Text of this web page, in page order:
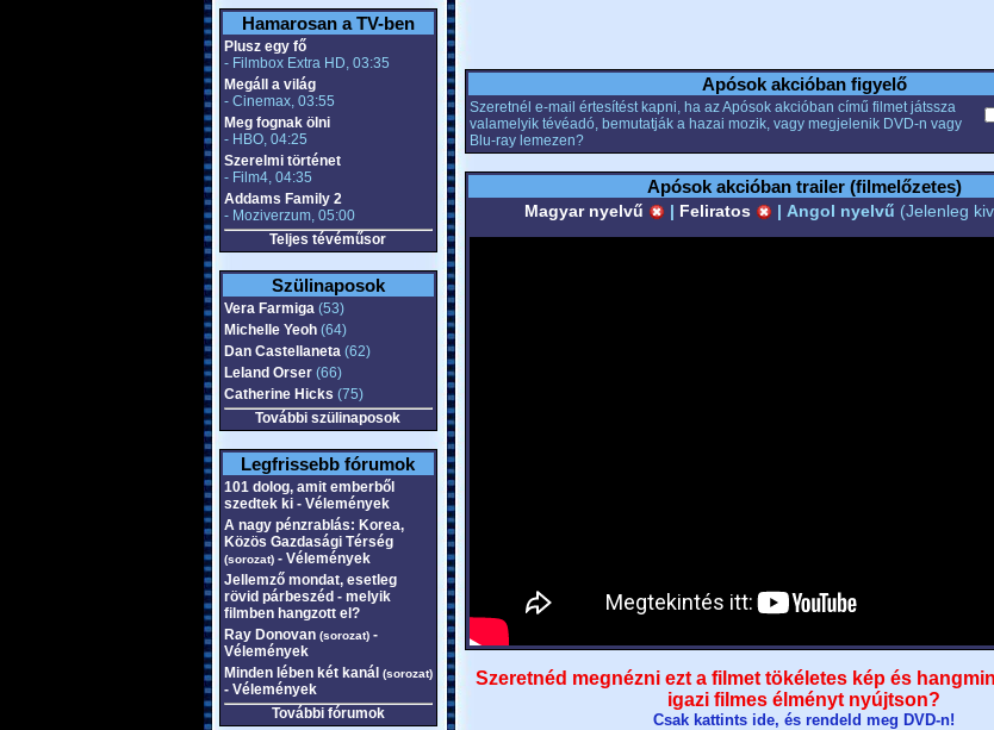
Hamarosan a TV-ben
Plusz egy fő
- Filmbox Extra HD, 03:35
Megáll a világ
- Cinemax, 03:55
Meg fognak ölni
- HBO, 04:25
Szerelmi történet
- Film4, 04:35
Addams Family 2
- Moziverzum, 05:00
Teljes tévéműsor
Szülinaposok
Vera Farmiga(53)
Michelle Yeoh(64)
Dan Castellaneta(62)
Leland Orser(66)
Catherine Hicks (75)
További szülinaposok
Legfrissebb fórumok
101 dolog, amit emberből
szedtek ki - Vélemények
A nagy pénzrablás: Korea,
Közös Gazdasági Térség
(sorozat)- Vélemények
Jellemző mondat, esetleg
rövid párbeszéd - melyik
filmben hangzott el?
Ray Donovan (sorozat)-
Vélemények
Minden lében két kanál (sorozat)
- Vélemények
További fórumok
Apósok akcióban figyelő
Szeretnél e-mail értesítést kapni, ha az Apósok akcióban című filmet játssza
valamelyik tévéadó, bemutatják a hazai mozik, vagy megjelenik DVD-n vagy
Blu-ray lemezen?
Apósok akcióban trailer (filmelőzetes)
Magyar nyelvű | Feliratos | Angol nyelvű (Jelenleg
Szeretnéd megnézni ezt a filmet tökéletes kép és
igazi filmes élményt nyújtson?
Csak kattints ide, és rendeld meg DVD-n!